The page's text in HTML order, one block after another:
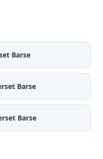
Barse
Barse
Barse